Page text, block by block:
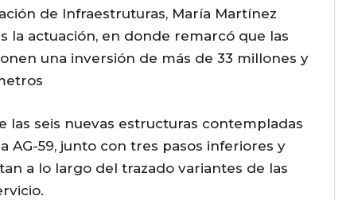
de Infraestruturas, María Martínez
la actuación, en donde remarcó que las
una inversión de más de 33 millones y
las seis nuevas estructuras contempladas
59, junto con tres pasos inferiores y
a lo largo del trazado variantes de las